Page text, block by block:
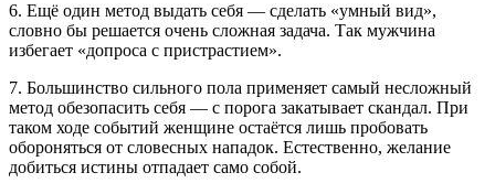
6. Ещё один метод выдать себя — сделать «умный вид»,
словно бы решается очень сложная задача. Так мужчина
избегает «допроса с пристрастием».
7. Большинство сильного пола применяет самый несложный
метод обезопасить себя — с порога закатывает скандал. При
таком ходе событий женщине остаётся лишь пробовать
обороняться от словесных нападок. Естественно, желание
добиться истины отпадает само собой.